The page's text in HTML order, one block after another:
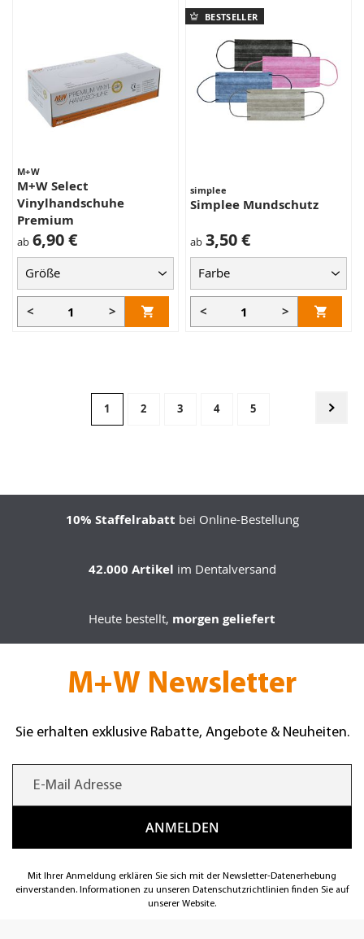
M+W
M+W Select
Vinylhandschuhe
Premium
ab 6,90 €
< >
BESTSELLER
simplee
Simplee Mundschutz
ab 3,50 €
< >
Sie
Seite
1 Seite
2 Seite
3 Seite
4 Seite
5 Seite
10% Staffelrabatt bei Online-Bestellung
42.000 Artikel im Dentalversand
Heute bestellt, morgen geliefert
M+W Newsletter
Sie erhalten exklusive Rabatte, Angebote & Neuheiten.
Mit Ihrer Anmeldung erklären Sie sich mit der Newsletter-Datenerhebung
einverstanden. Informationen zu unseren Datenschutzrichtlinien finden Sie auf
unserer Website.